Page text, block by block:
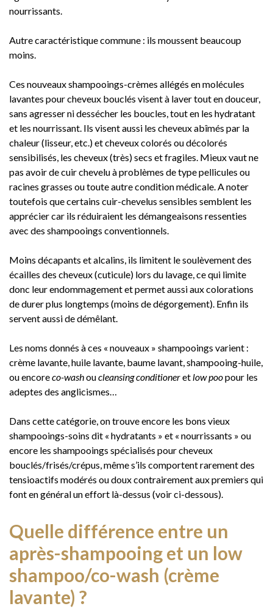
nourrissants.
Autre caractéristique commune : ils moussent beaucoup
moins.
Ces nouveaux shampooings-crèmes allégés en molécules
lavantes pour cheveux bouclés visent à laver tout en douceur,
sans agresser ni dessécher les boucles, tout en les hydratant
et les nourrissant. Ils visent aussi les cheveux abîmés par la
chaleur (lisseur, etc.) et cheveux colorés ou décolorés
sensibilisés, les cheveux (très) secs et fragiles. Mieux vaut ne
pas avoir de cuir chevelu à problèmes de type pellicules ou
racines grasses ou toute autre condition médicale. A noter
toutefois que certains cuir-chevelus sensibles semblent les
apprécier car ils réduiraient les démangeaisons ressenties
avec des shampooings conventionnels.
Moins décapants et alcalins, ils limitent le soulèvement des
écailles des cheveux (cuticule) lors du lavage, ce qui limite
donc leur endommagement et permet aussi aux colorations
de durer plus longtemps (moins de dégorgement). Enfin ils
servent aussi de démêlant.
Les noms donnés à ces « nouveaux » shampooings varient :
crème lavante, huile lavante, baume lavant, shampooing-huile,
ou encoreco-washoucleansing conditioneretlow poopour les
adeptes des anglicismes…
Dans cette catégorie, on trouve encore les bons vieux
shampooings-soins dit « hydratants » et « nourrissants » ou
encore les shampooings spécialisés pour cheveux
bouclés/frisés/crépus, même s’ils comportent rarement des
tensioactifs modérés ou doux contrairement aux premiers qui
font en général un effort là-dessus (voir ci-dessous).
Quelle différence entre un
après-shampooing et un low
shampoo/co-wash (crème
lavante) ?